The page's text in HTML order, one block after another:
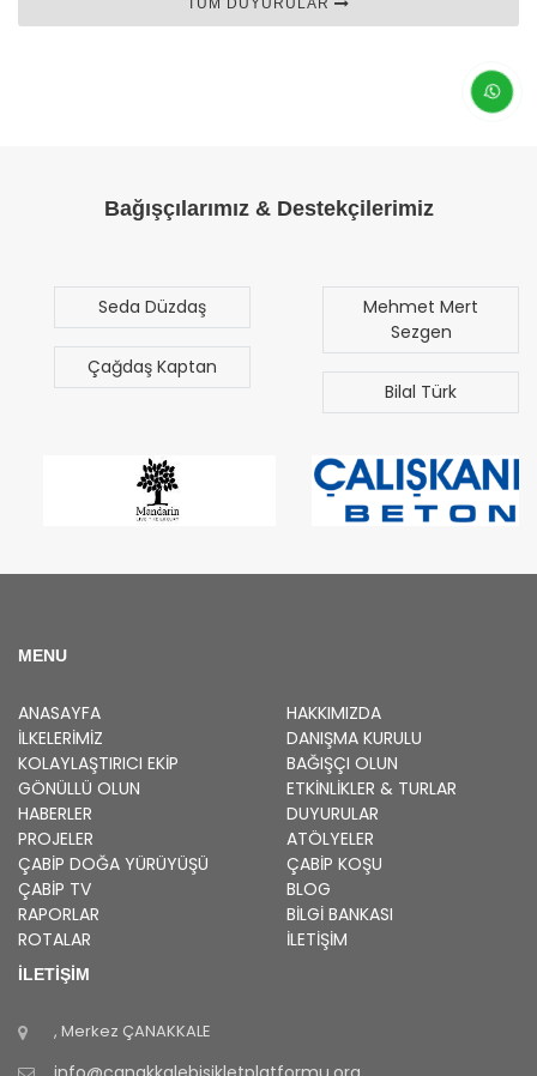
TÜM DUYURULAR
Bağışçılarımız & Destekçilerimiz
Seda Düzdaş
Çağdaş Kaptan
Mehmet Mert
Sezgen
Bilal Türk
MENU
ANASAYFA
HAKKIMIZDA
İLKELERIMIZ
DANIŞMA KURULU
KOLAYLAŞTIRICI EKIP
BAĞIŞÇI OLUN
GÖNÜLLÜ OLUN
ETKINLIKLER & TURLAR
HABERLER
DUYURULAR
PROJELER
ATÖLYELER
ÇABİP DOĞA YÜRÜYÜŞÜ ÇABİP KOŞU
ÇABİP TV
BLOG
RAPORLAR
BILGI BANKASI
ROTALAR
İLETİŞİM
İLETİŞİM
, Merkez ÇANAKKALE